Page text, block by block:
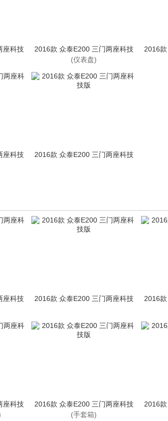
座科技
2016款 众泰E200 三门两座科技
版
(仪表盘)
2016
座科技
2016款 众泰E200 三门两座科技
座科技
2016款 众泰E200 三门两座科技
2016
座科技
2016款 众泰E200 三门两座科技
版
(手套箱)
2016